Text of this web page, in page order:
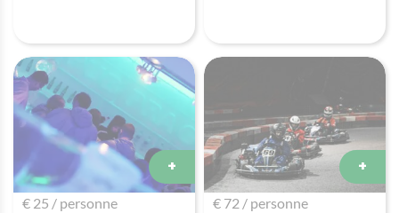
+
€ 25 / personne
+
€ 72 / personne